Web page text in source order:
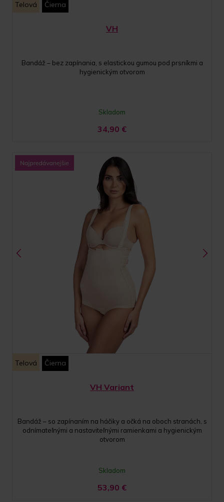
Telová Čierna
VH
Bandáž – bez zapínania, s elastickou gumou pod prsníkmi a
hygienickým otvorom
Skladom
34,90 €
Telová Čierna
VH Variant
Bandáž – so zapínaním na háčiky a očká na oboch stranách, s
odnímateľnými a nastaviteľnými ramienkami a hygienickým
otvorom
Skladom
53,90 €